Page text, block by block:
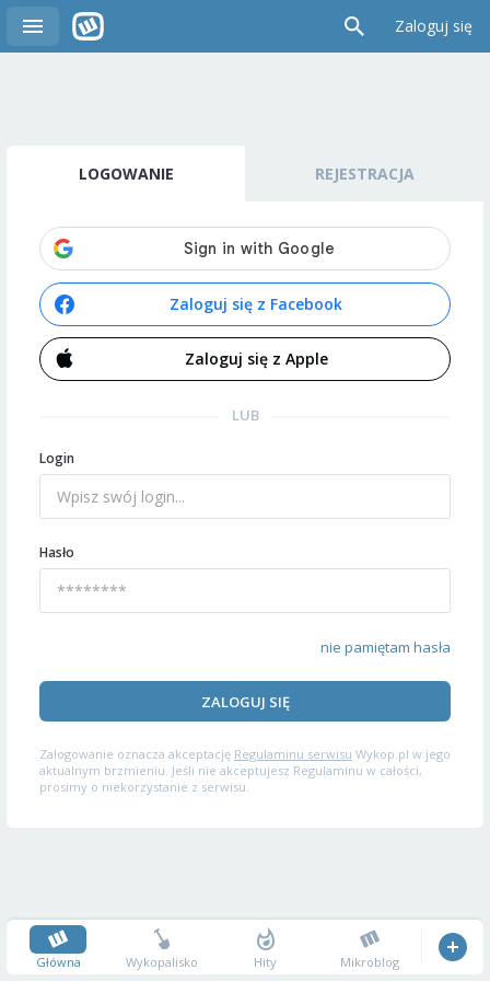
Zaloguj się
LOGOWANIE REJESTRACJA
Zaloguj się z Facebook
Zaloguj się z Apple
LUB
Login
Hasło
nie pamiętam hasła
ZALOGUJ SIĘ
Zalogowanie oznacza akceptację Regulaminu serwisu Wykop.pl w jego
aktualnym brzmieniu. Jeśli nie akceptujesz Regulaminu w całości,
prosimy o niekorzystanie z serwisu.
Główna Wykopalisko Hity Mikroblog